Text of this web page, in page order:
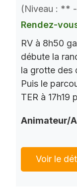
(Niveau : **
Rendez-
RV à 8h50
débute la
la grotte des
Puis le
TER à 17h19
Animateur/
Voir le